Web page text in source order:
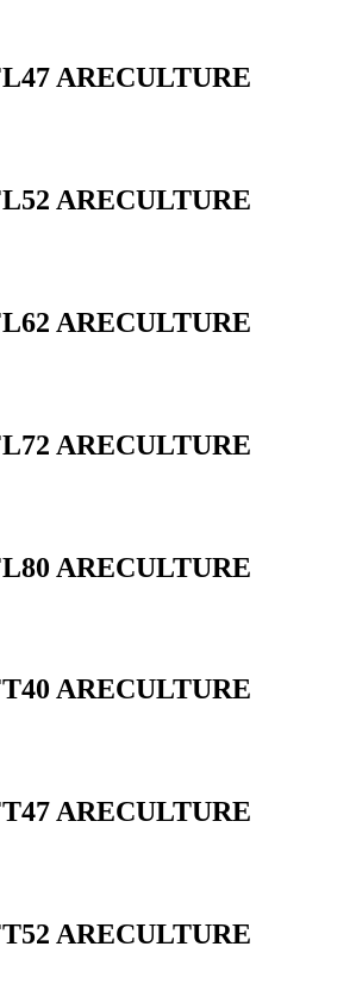
ARECULTURE
ARECULTURE
ARECULTURE
ARECULTURE
ARECULTURE
ARECULTURE
ARECULTURE
ARECULTURE